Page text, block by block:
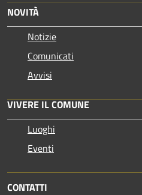
NOVITÀ
Notizie
Comunicati
Avvisi
VIVERE IL COMUNE
Luoghi
Eventi
CONTATTI